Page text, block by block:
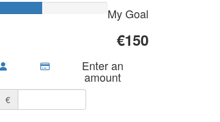
My Goal
€150
Enter an
amount
€